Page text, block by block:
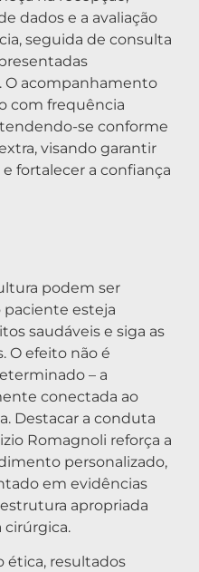
dados e a avaliação
seguida de consulta
O acompanhamento
com frequência
se conforme
visando garantir
fortalecer a confiança
podem ser
paciente esteja
saudáveis e siga as
O efeito não é
– a
conectada ao
Destacar a conduta
Romagnoli reforça a
personalizado,
em evidências
apropriada
cirúrgica.
ética, resultados